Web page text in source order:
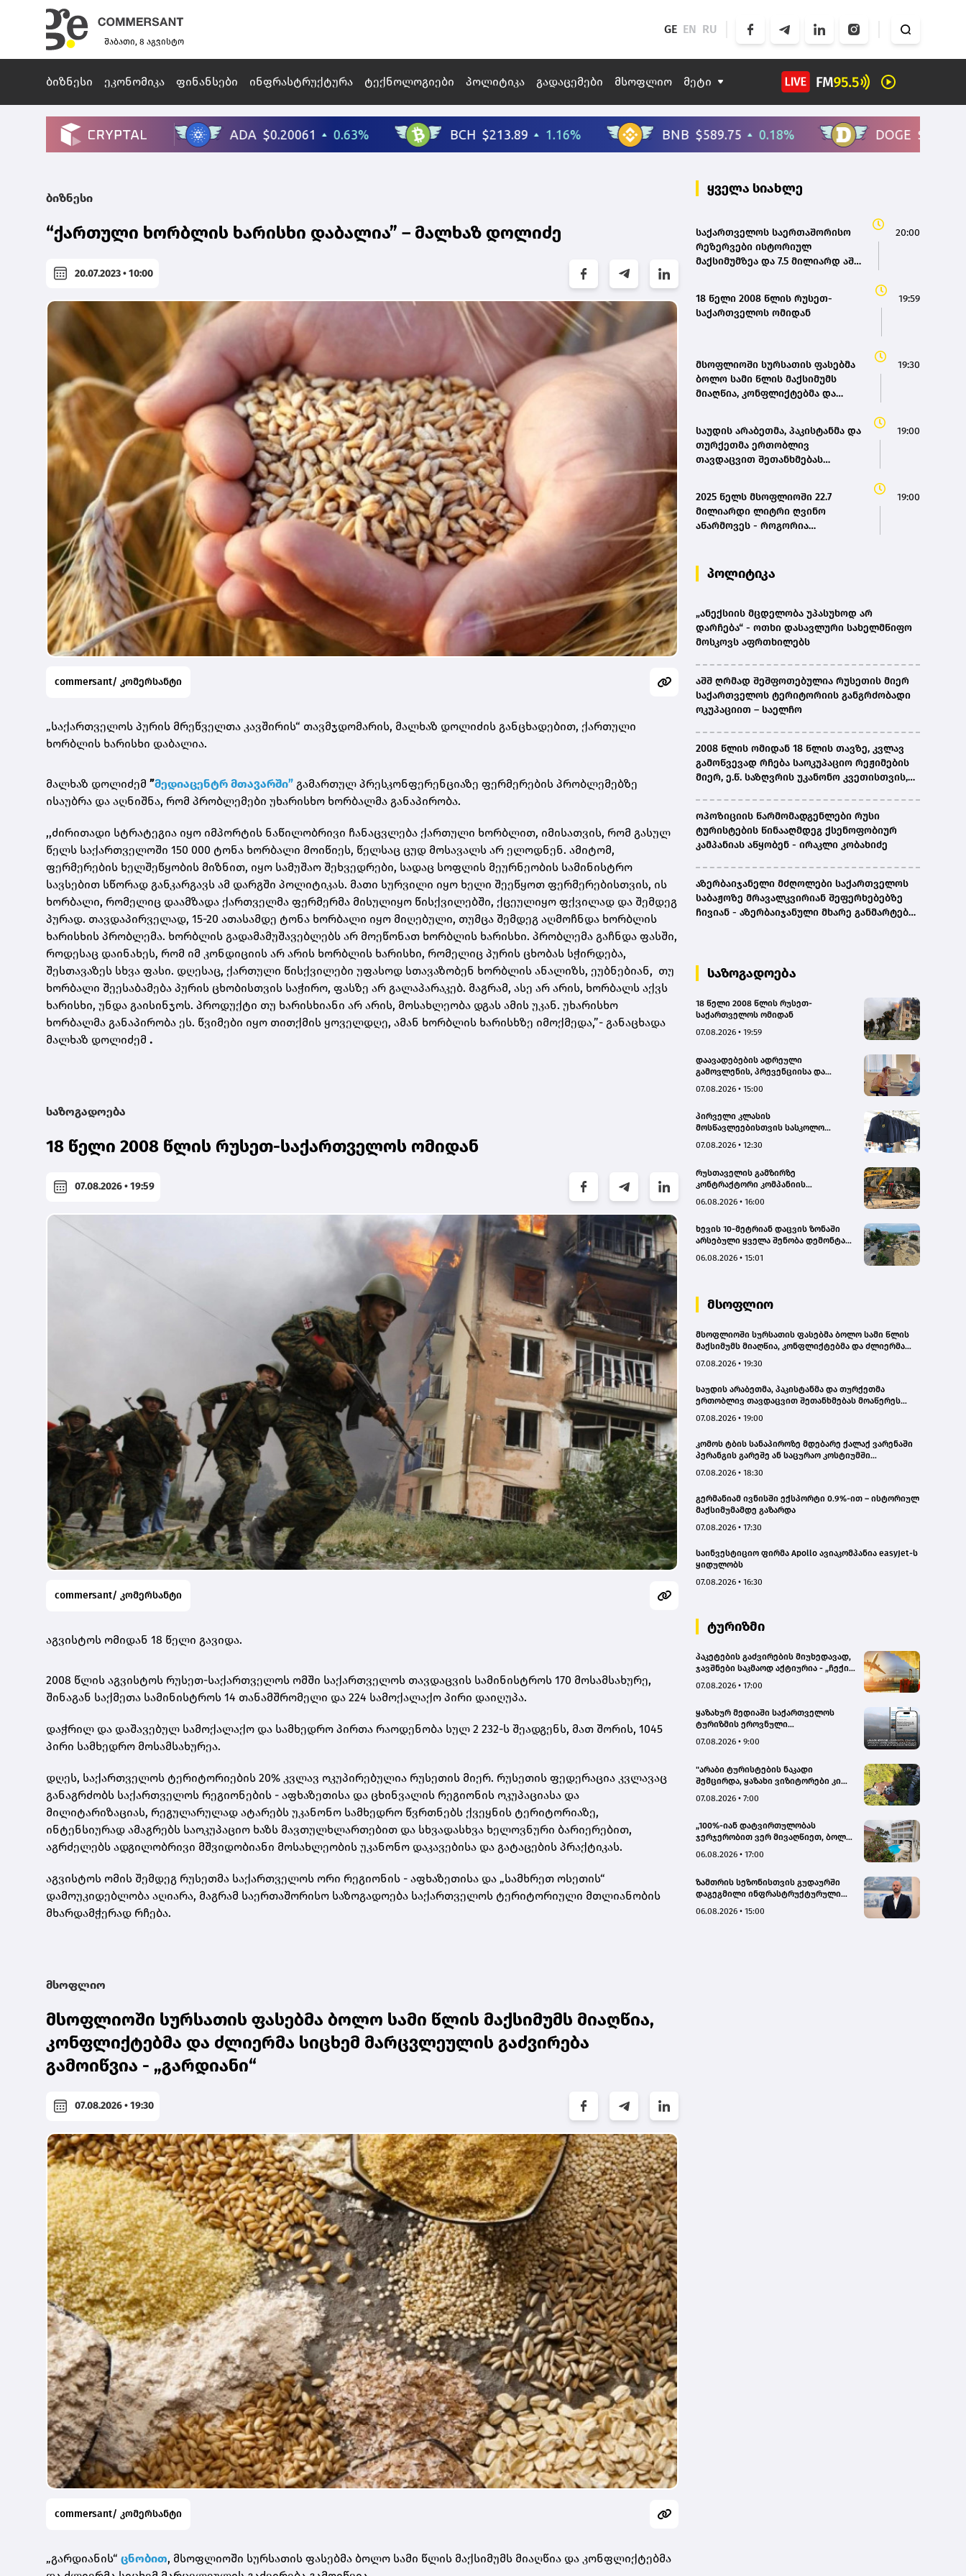
შაბათი, 8 აგვისტო
GE EN RU
ბიზნესი ეკონომიკა ფინანსები ინფრასტრუქტურა ტექნოლოგიები პოლიტიკა გადაცემები მსოფლიო მეტი
ბიზნესი
“ქართული ხორბლის ხარისხი დაბალია” – მალხაზ დოლიძე
20.07.2023 • 10:00
commersant/ კომერსანტი
„საქართველოს პურის მრეწველთა კავშირის“ თავმჯდომარის, მალხაზ დოლიძის განცხადებით, ქართული
ხორბლის ხარისხი დაბალია.
მალხაზ დოლიძემ ”მედიაცენტრ მთავარში” გამართულ პრესკონფერენციაზე ფერმერების პრობლემებზე
ისაუბრა და აღნიშნა, რომ პრობლემები უხარისხო ხორბალმა განაპირობა.
,,ძირითადი სტრატეგია იყო იმპორტის ნაწილობრივი ჩანაცვლება ქართული ხორბლით, იმისათვის, რომ გასულ
წელს საქართველოში 150 000 ტონა ხორბალი მოიწიეს, წელსაც ცუდ მოსავალს არ ელოდნენ. ამიტომ,
ფერმერების ხელშეწყობის მიზნით, იყო სამუშაო შეხვედრები, სადაც სოფლის მეურნეობის სამინისტრო
სავსებით სწორად განკარგავს ამ დარგში პოლიტიკას. მათი სურვილი იყო ხელი შეეწყოთ ფერმერებისთვის, ის
ხორბალი, რომელიც დაამზადა ქართველმა ფერმერმა მისულიყო წისქვილებში, ქცეულიყო ფქვილად და შემდეგ
პურად. თავდაპირველად, 15-20 ათასამდე ტონა ხორბალი იყო მიღებული, თუმცა შემდეგ აღმოჩნდა ხორბლის
ხარისხის პრობლემა. ხორბლის გადამამუშავებლებს არ მოეწონათ ხორბლის ხარისხი. პრობლემა გაჩნდა ფასში,
როდესაც დაინახეს, რომ იმ კონდიციის არ არის ხორბლის ხარისხი, რომელიც პურის ცხობას სჭირდება,
შესთავაზეს სხვა ფასი. დღესაც, ქართული წისქვილები უფასოდ სთავაზობენ ხორბლის ანალიზს, ეუბნებიან, თუ
ხორბალი შეესაბამება პურის ცხობისთვის საჭირო, ფასზე არ გალაპარაკებ. მაგრამ, ასე არ არის, ხორბალს აქვს
ხარისხი, უნდა გაისინჯოს. პროდუქტი თუ ხარისხიანი არ არის, მოსახლეობა დგას ამის უკან. უხარისხო
ხორბალმა განაპირობა ეს. წვიმები იყო თითქმის ყოველდღე, ამან ხორბლის ხარისხზე იმოქმედა,”- განაცხადა
მალხაზ დოლიძემ .
საზოგადოება
18 წელი 2008 წლის რუსეთ-საქართველოს ომიდან
07.08.2026 • 19:59
commersant/ კომერსანტი
აგვისტოს ომიდან 18 წელი გავიდა.
2008 წლის აგვისტოს რუსეთ-საქართველოს ომში საქართველოს თავდაცვის სამინისტროს 170 მოსამსახურე,
შინაგან საქმეთა სამინისტროს 14 თანამშრომელი და 224 სამოქალაქო პირი დაიღუპა.
დაჭრილ და დაშავებულ სამოქალაქო და სამხედრო პირთა რაოდენობა სულ 2 232-ს შეადგენს, მათ შორის, 1045
პირი სამხედრო მოსამსახურეა.
დღეს, საქართველოს ტერიტორიების 20% კვლავ ოკუპირებულია რუსეთის მიერ. რუსეთის ფედერაცია კვლავაც
განაგრძობს საქართველოს რეგიონების - აფხაზეთისა და ცხინვალის რეგიონის ოკუპაციასა და
მილიტარიზაციას, რეგულარულად ატარებს უკანონო სამხედრო წვრთნებს ქვეყნის ტერიტორიაზე,
ინტენსიურად ამაგრებს საოკუპაციო ხაზს მავთულხლართებით და სხვადასხვა ხელოვნური ბარიერებით,
აგრძელებს ადგილობრივი მშვიდობიანი მოსახლეობის უკანონო დაკავებისა და გატაცების პრაქტიკას.
აგვისტოს ომის შემდეგ რუსეთმა საქართველოს ორი რეგიონის - აფხაზეთისა და „სამხრეთ ოსეთის“
დამოუკიდებლობა აღიარა, მაგრამ საერთაშორისო საზოგადოება საქართველოს ტერიტორიული მთლიანობის
მხარდამჭერად რჩება.
მსოფლიო
მსოფლიოში სურსათის ფასებმა ბოლო სამი წლის მაქსიმუმს მიაღწია,
კონფლიქტებმა და ძლიერმა სიცხემ მარცვლეულის გაძვირება
გამოიწვია - „გარდიანი“
07.08.2026 • 19:30
commersant/ კომერსანტი
„გარდიანის“ ცნობით, მსოფლიოში სურსათის ფასებმა ბოლო სამი წლის მაქსიმუმს მიაღწია და კონფლიქტებმა
ყველა სიახლე
საქართველოს საერთაშორისო
რეზერვები ისტორიულ
მაქსიმუმზეა და 7.5 მილიარდ აშშ
20:00
18 წელი 2008 წლის რუსეთ-
საქართველოს ომიდან
19:59
მსოფლიოში სურსათის ფასებმა
ბოლო სამი წლის მაქსიმუმს
მიაღწია, კონფლიქტებმა და
„გარდიანი“
19:30
საუდის არაბეთმა, პაკისტანმა და
თურქეთმა ერთობლივ
თავდაცვით შეთანხმებას
19:00
2025 წელს მსოფლიოში 22.7
მილიარდი ლიტრი ღვინო
აწარმოვეს - როგორია
19:00
პოლიტიკა
„ანექსიის მცდელობა უპასუხოდ არ
დარჩება“ - ოთხი დასავლური სახელმწიფო
მოსკოვს აფრთხილებს
აშშ ღრმად შეშფოთებულია რუსეთის მიერ
საქართველოს ტერიტორიის განგრძობადი
ოკუპაციით – საელჩო
2008 წლის ომიდან 18 წლის თავზე, კვლავ
გამოწვევად რჩება საოკუპაციო რეჟიმების
მიერ, ე.წ. საზღვრის უკანონო კვეთისთვის,
ენაზე განათლების ხელმისაწვდომობა-
სახალხო დამცველი
ოპოზიციის წარმომადგენლები რუსი
ტურისტების წინააღმდეგ ქსენოფობიურ
კამპანიას აწყობენ - ირაკლი კობახიძე
აზერბაიჯანელი მძღოლები საქართველოს
საბაჟოზე მრავალკვირიან შეფერხებებზე
ჩივიან - აზერბაიჯანული მხარე განმარტებას
საზოგადოება
18 წელი 2008 წლის რუსეთ-
საქართველოს ომიდან
07.08.2026 • 19:59
დაავადებების ადრეული
გამოვლენის, პრევენციისა და
მომსახურებაზე ხელმისაწვდომობის
დედოფლისწყაროში, სამედიცინო
სკრინინგი გაიმართა – ჯანდაცვის
სამინისტრო
07.08.2026 • 15:00
პირველი კლასის
მოსწავლეებისთვის სასკოლო
სექტემბრის პერიოდში
07.08.2026 • 12:30
რუსთაველის გამზირზე
კონტრაქტორი კომპანიის
ახლოს იმოძრავა, რამაც ნიადაგის
გამოიწვია, გადაბრუნდა
ავტომანქანა - თვითმცლელში
იმყოფებოდა მცირეწლოვანი ბავშვი
06.08.2026 • 16:00
ხევის 10-მეტრიან დაცვის ზონაში
არსებული ყველა შენობა დემონტაჟს
06.08.2026 • 15:01
მსოფლიო
მსოფლიოში სურსათის ფასებმა ბოლო სამი წლის
მაქსიმუმს მიაღწია, კონფლიქტებმა და ძლიერმა
„გარდიანი“
07.08.2026 • 19:30
საუდის არაბეთმა, პაკისტანმა და თურქეთმა
ერთობლივ თავდაცვით შეთანხმებას მოაწერეს
07.08.2026 • 19:00
კომოს ტბის სანაპიროზე მდებარე ქალაქ ვარენაში
პერანგის გარეშე ან საცურაო კოსტიუმში
მოუწევთ
07.08.2026 • 18:30
გერმანიამ ივნისში ექსპორტი 0.9%-ით – ისტორიულ
მაქსიმუმამდე გაზარდა
07.08.2026 • 17:30
საინვესტიციო ფირმა Apollo ავიაკომპანია easyJet-ს
ყიდულობს
07.08.2026 • 16:30
ტურიზმი
პაკეტების გაძვირების მიუხედავად,
ჯავშნები საკმაოდ აქტიურია - „ჩექინ
07.08.2026 • 17:00
ყაზახურ მედიაში საქართველოს
ტურიზმის ეროვნული
კამპანიის ფარგლებში სტატიები
07.08.2026 • 9:00
"არაბი ტურისტების ნაკადი
შემცირდა, ყაზახი ვიზიტორები კი
Hotel
07.08.2026 • 7:00
„100%-იან დატვირთულობას
ჯერჯერობით ვერ მივაღწიეთ, ბოლო
გაუქმდა“ - Kobuleti Beach Club
06.08.2026 • 17:00
ზამთრის სეზონისთვის გუდაურში
დაგეგმილი ინფრასტრუქტურული
გუდაურის ტურისტული
06.08.2026 • 15:00